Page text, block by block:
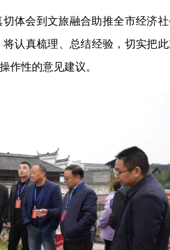
体会到文旅融合助推全市经济
认真梳理、总结经验，切实把
作性的意见建议。